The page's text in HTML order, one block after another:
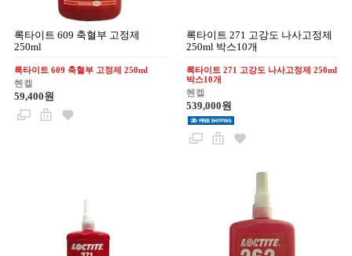
록타이트 609 축혈부 고정제
250ml
록타이트 609 축혈부 고정제 250ml
헨켈
59,400원
록타이트 271 고강도 나사고정제
250ml 박스10개
록타이트 271 고강도 나사고정제 250ml
박스10개
헨켈
539,000원